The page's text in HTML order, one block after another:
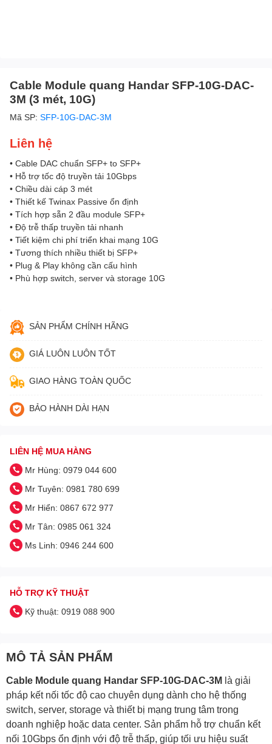
Cable Module quang Handar SFP-10G-DAC-
3M (3 mét, 10G)
Mã SP: SFP-10G-DAC-3M
Liên hệ
• Cable DAC chuẩn SFP+ to SFP+
• Hỗ trợ tốc độ truyền tải 10Gbps
• Chiều dài cáp 3 mét
• Thiết kế Twinax Passive ổn định
• Tích hợp sẵn 2 đầu module SFP+
• Độ trễ thấp truyền tải nhanh
• Tiết kiệm chi phí triển khai mạng 10G
• Tương thích nhiều thiết bị SFP+
• Plug & Play không cần cấu hình
• Phù hợp switch, server và storage 10G
SẢN PHẨM CHÍNH HÃNG
GIÁ LUÔN LUÔN TỐT
GIAO HÀNG TOÀN QUỐC
BẢO HÀNH DÀI HẠN
LIÊN HỆ MUA HÀNG
Mr Hùng: 0979 044 600
Mr Tuyên: 0981 780 699
Mr Hiển: 0867 672 977
Mr Tân: 0985 061 324
Ms Linh: 0946 244 600
HỖ TRỢ KỸ THUẬT
Kỹ thuật: 0919 088 900
MÔ TẢ SẢN PHẨM
Cable Module quang Handar SFP-10G-DAC-3M là giải
pháp kết nối tốc độ cao chuyên dụng dành cho hệ thống
switch, server, storage và thiết bị mạng trung tâm trong
doanh nghiệp hoặc data center. Sản phẩm hỗ trợ chuẩn kết
nối 10Gbps ổn định với độ trễ thấp, giúp tối ưu hiệu suất